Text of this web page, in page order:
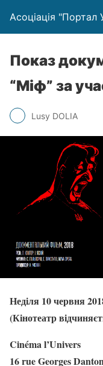
Асоціація "Портал
Показ
“Міф” за
Lusy DOLIA
Неділя 10 червня
(Кінотеатр
Cinéma l’Univers
16 rue Georges